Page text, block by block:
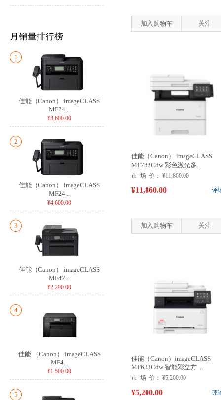
月销量排行榜
1
佳能（Canon） imageCLASS
MF24...
¥3,600.00
2
佳能（Canon） imageCLASS
MF24...
¥4,600.00
3
佳能（Canon） imageCLASS
MF47...
¥2,290.00
4
佳能 （Canon） imageCLASS
MF4...
¥1,500.00
5
加入购物车 关注
佳能（Canon） imageCLASS
MF732Cdw 彩色激光多...
市 场 价： ¥11,860.00
评
¥11,860.00
加入购物车 关注
佳能（Canon）imageCLASS
MF633Cdw 智能彩立方 ...
市 场 价： ¥5,200.00
评
¥5,200.00